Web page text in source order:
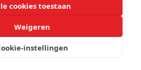
cookies toestaan
Weigeren
instellingen